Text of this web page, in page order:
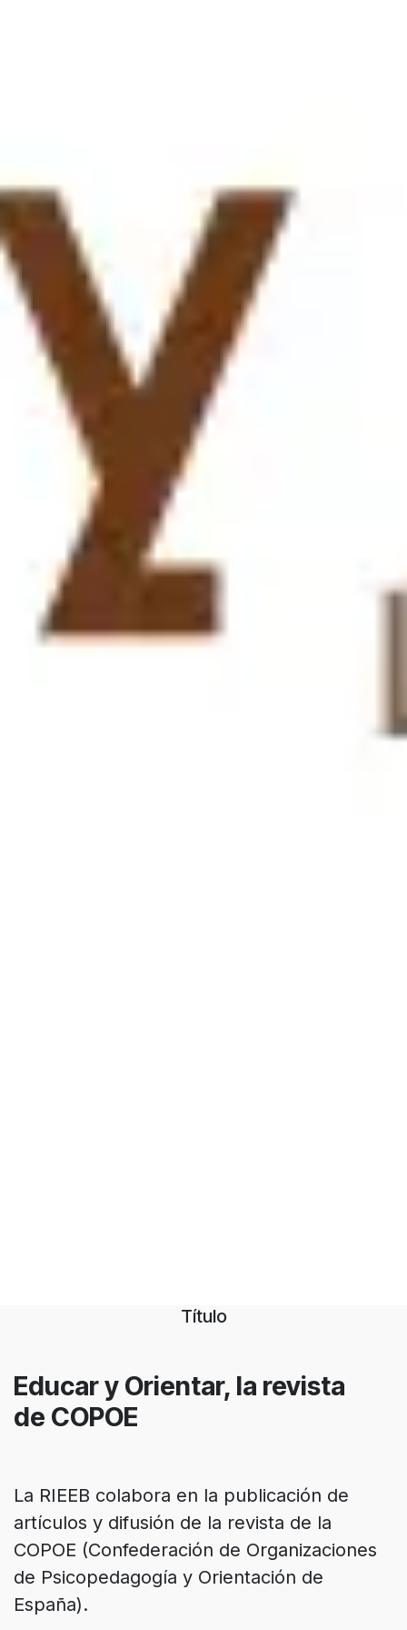
Título
Educar y Orientar, la revista
de COPOE
La RIEEB colabora en la publicación de
artículos y difusión de la revista de la
COPOE (Confederación de Organizaciones
de Psicopedagogía y Orientación de
España).